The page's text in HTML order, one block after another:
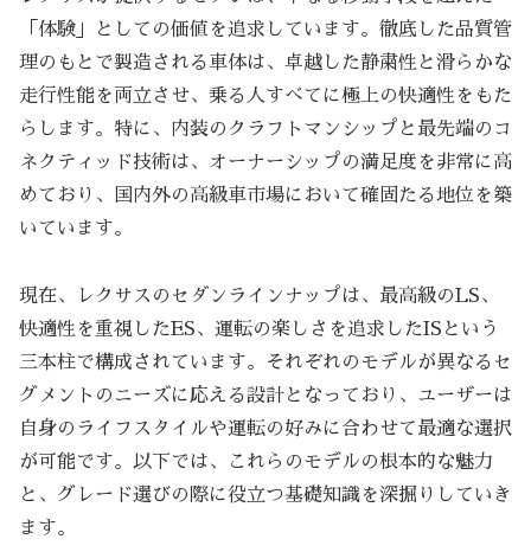
「体験」としての価値を追求しています。徹底した品質管
理のもとで製造される車体は、卓越した静粛性と滑らかな
走行性能を両立させ、乗る人すべてに極上の快適性をもた
らします。特に、内装のクラフトマンシップと最先端のコ
ネクティッド技術は、オーナーシップの満足度を非常に高
めており、国内外の高級車市場において確固たる地位を築
いています。
現在、レクサスのセダンラインナップは、最高級のLS、
快適性を重視したES、運転の楽しさを追求したISという
三本柱で構成されています。それぞれのモデルが異なるセ
グメントのニーズに応える設計となっており、ユーザーは
自身のライフスタイルや運転の好みに合わせて最適な選択
が可能です。以下では、これらのモデルの根本的な魅力
と、グレード選びの際に役立つ基礎知識を深掘りしていき
ます。